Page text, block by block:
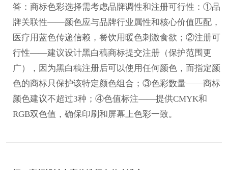
答：商标色彩选择需考虑品牌调性和注册可行性：①品
牌关联性——颜色应与品牌行业属性和核心价值匹配，
医疗用蓝色传递信赖，餐饮用暖色刺激食欲；②注册可
行性——建议设计黑白稿商标提交注册（保护范围更
广），因为黑白稿注册后可以使用任何颜色，而指定颜
色的商标只保护该特定颜色组合；③色彩数量——商标
颜色建议不超过3种；④色值标注——提供CMYK和
RGB双色值，确保印刷和屏幕上色彩一致。